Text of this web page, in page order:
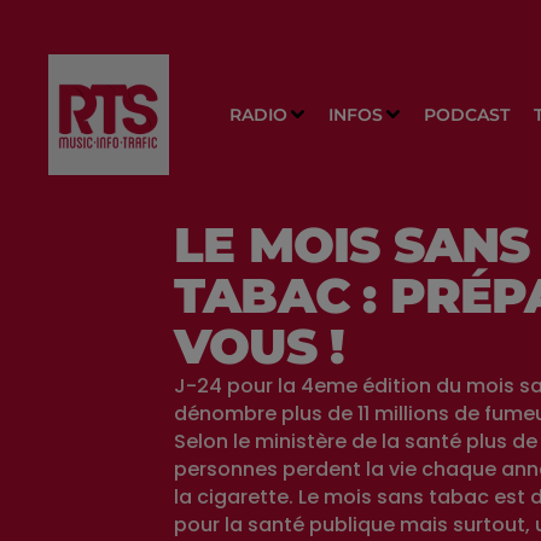
RADIO INFOS PODCAST
LE MOIS SANS
TABAC :
VOUS !
J-24 pour la 4eme édition du mois
dénombre plus de 11 millions de
Selon le ministère de la santé plus de
personnes perdent la vie chaque
la cigarette. Le mois sans tabac est
pour la santé publique mais surtout,